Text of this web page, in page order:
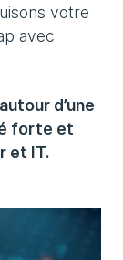
votre
avec
d’une
forte et
et IT.